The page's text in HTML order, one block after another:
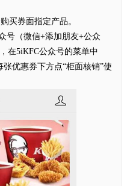
买券面指定产品。
号（微信+添加朋友+公众
在5iKFC公众号的菜单中
张优惠券下方点“柜面核销”使